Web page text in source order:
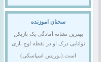
سخنان اموزنده
بهترین نشانه آمادگی یک بازیکن
توانایی درک او در نقطه اوج بازی
است.(بوریس اسپاسکی)